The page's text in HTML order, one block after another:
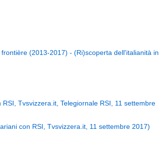
(2013-2017) - (Ri)scoperta dell'italianità in
Tvsvizzera.it, Telegiornale RSI, 11 settembre
con RSI, Tvsvizzera.it, 11 settembre 2017)